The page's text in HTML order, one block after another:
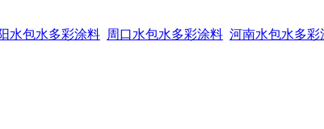
水包水多彩涂料 周口水包水多彩涂料 河南水包水多彩